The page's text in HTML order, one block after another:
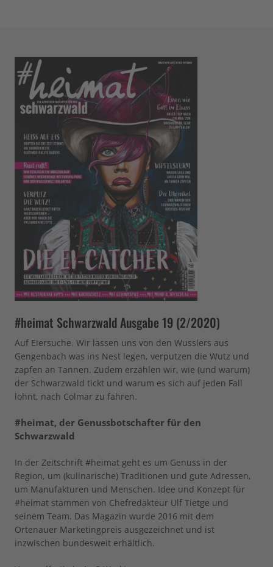
#heimat Schwarzwald Ausgabe 19 (2/2020)
Auf Eiersuche: Wir lassen uns von den Wusslers aus
Gengenbach was ins Nest legen, verputzen die Wutz und
zapfen an Tannen. Zudem erzählen wir, wie (und warum)
der Schwarzwald tickt und warum es sich auf jeden Fall
lohnt, nach Colmar zu fahren.
#heimat, der Genussbotschafter für den
Schwarzwald
In der Zeitschrift #heimat geht es um Genuss in der
Region, um (kulinarische) Traditionen und gute Adressen,
um Manufakturen und Menschen. Idee und Konzept für
#heimat stammen von Chefredakteur Ulf Tietge und
seinem Team. Das Magazin wurde 2016 mit dem
Ortenauer Marketingpreis ausgezeichnet und ist
inzwischen bundesweit erhältlich.